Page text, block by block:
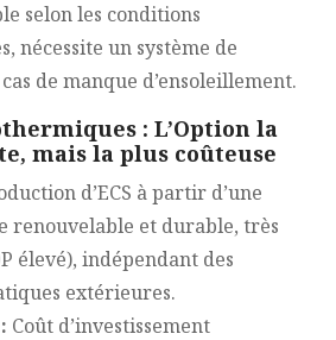
selon les conditions
nécessite un système de
de manque d’ensoleillement.
: L’Option la
mais la plus coûteuse
d’ECS à partir d’une
renouvelable et durable, très
élevé), indépendant des
extérieures.
Coût d’investissement